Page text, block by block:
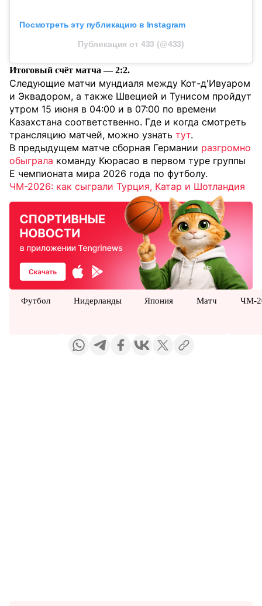
Посмотреть эту публикацию в Instagram
Публикация от 433 (@433)
Итоговый счёт матча — 2:2.
Следующие матчи мундиаля между Кот-д'Ивуаром
и Эквадором, а также Швецией и Тунисом пройдут
утром 15 июня в 04:00 и в 07:00 по времени
Казахстана соответственно. Где и когда смотреть
трансляцию матчей, можно узнать тут.
В предыдущем матче сборная Германии разгромно
обыграла команду Кюрасао в первом туре группы
E чемпионата мира 2026 года по футболу.
ЧМ-2026: как сыграли Турция, Катар и Шотландия
Футбол Нидерланды Япония Матч ЧМ-